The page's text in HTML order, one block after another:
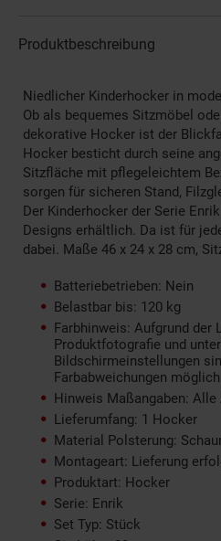
Produktbeschreibung
Niedlicher Kinderhocker in
Ob als bequemes Sitzmöbel
dekorative Hocker ist der
Hocker besticht durch seine
Sitzfläche mit pflegeleichtem
sorgen für sicheren Stand,
Der Kinderhocker der Serie
Designs erhältlich. Da ist für
dabei. Maße 46 x 24 x 28 cm,
Batteriebetrieben: Nein
Belastbar bis: 120 kg
Farbhinweis: Aufgrund der
Produktfotografie und
Bildschirmeinstellungen
Farbabweichungen
Hinweis Maßangaben:
Lieferumfang: 1 Hocker
Material Polsterung:
Montageart: Lieferung
Produktart: Hocker
Serie: Enrik
Set Typ: Stück